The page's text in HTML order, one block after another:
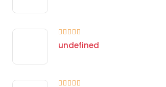
undefined